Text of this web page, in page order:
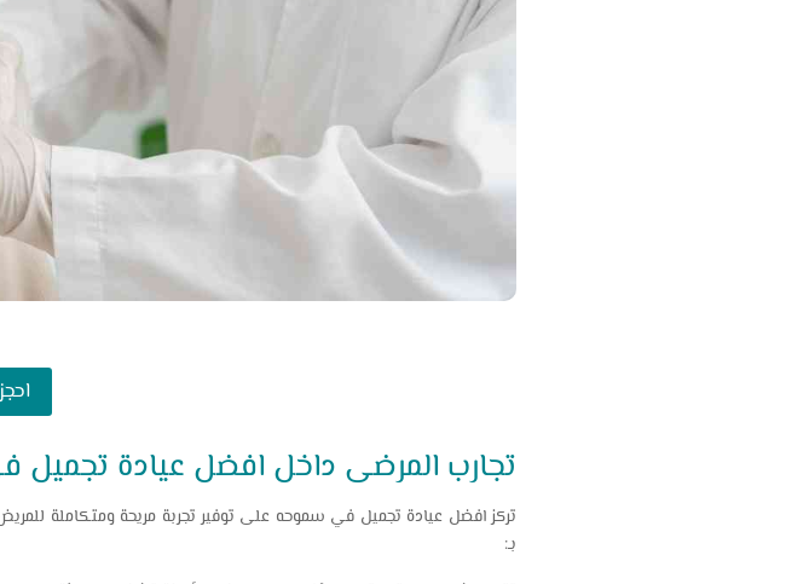
تجارب المرضى داخل افضل عيادة
تركز افضل عيادة تجميل في سموحه على توفير تجربة مريحة ومتكاملة للمريض
بـ: